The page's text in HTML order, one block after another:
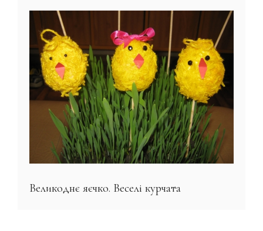
Великоднє яєчко. Веселі курчата